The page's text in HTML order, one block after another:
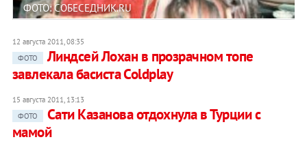
ФОТО: СОБЕСЕДНИК.RU
12 августа 2011, 08:35
ФОТО
Линдсей Лохан в прозрачном топе
завлекала басиста Coldplay
15 августа 2011, 13:13
ФОТО
Сати Казанова отдохнула в Турции с
мамой